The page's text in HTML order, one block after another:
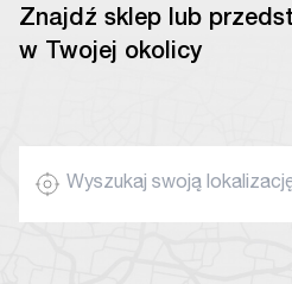
Znajdź sklep lub
w Twojej okolicy